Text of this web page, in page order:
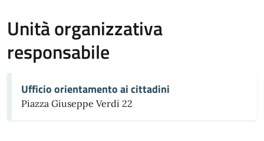
Unità organizzativa
responsabile
Ufficio orientamento ai cittadini
Piazza Giuseppe Verdi 22